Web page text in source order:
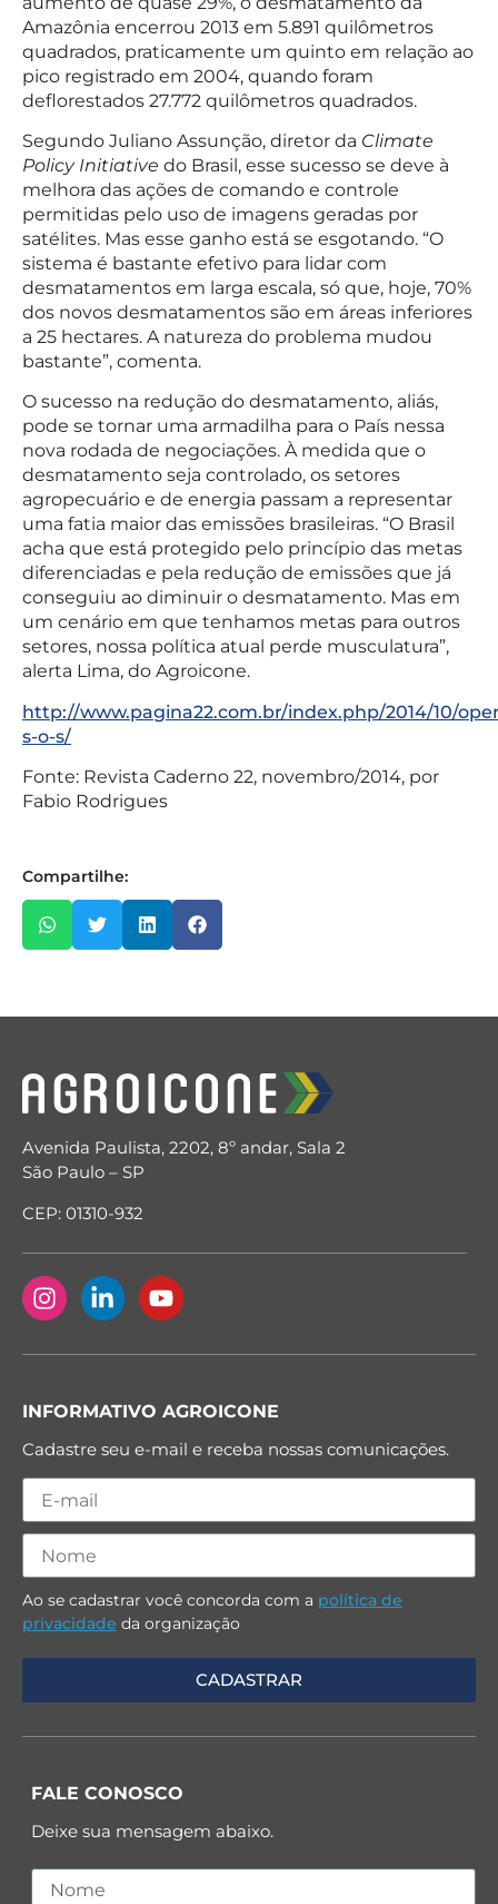
Amazônia encerrou 2013 em 5.891 quilômetros
quadrados, praticamente um quinto em relação ao
pico registrado em 2004, quando foram
deflorestados 27.772 quilômetros quadrados.
Segundo Juliano Assunção, diretor da Climate
Policy Initiative do Brasil, esse sucesso se deve à
melhora das ações de comando e controle
permitidas pelo uso de imagens geradas por
satélites. Mas esse ganho está se esgotando. “O
sistema é bastante efetivo para lidar com
desmatamentos em larga escala, só que, hoje, 70%
dos novos desmatamentos são em áreas inferiores
a 25 hectares. A natureza do problema mudou
bastante”, comenta.
O sucesso na redução do desmatamento, aliás,
pode se tornar uma armadilha para o País nessa
nova rodada de negociações. À medida que o
desmatamento seja controlado, os setores
agropecuário e de energia passam a representar
uma fatia maior das emissões brasileiras. “O Brasil
acha que está protegido pelo princípio das metas
diferenciadas e pela redução de emissões que já
conseguiu ao diminuir o desmatamento. Mas em
um cenário em que tenhamos metas para outros
setores, nossa política atual perde musculatura”,
alerta Lima, do Agroicone.
http://www.pagina22.com.br/index.php/2014/10/
s-o-s/
Fonte: Revista Caderno 22, novembro/2014, por
Fabio Rodrigues
Compartilhe:
Avenida Paulista, 2202, 8º andar, Sala 2
São Paulo – SP
CEP: 01310-932
INFORMATIVO AGROICONE
Cadastre seu e-mail e receba nossas comunicações.
Ao se cadastrar você concorda com a política de
privacidade da organização
FALE CONOSCO
Deixe sua mensagem abaixo.